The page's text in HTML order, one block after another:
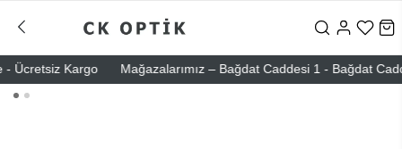
Kargo Mağazalarımız – Bağdat Caddesi 1 - Bağdat